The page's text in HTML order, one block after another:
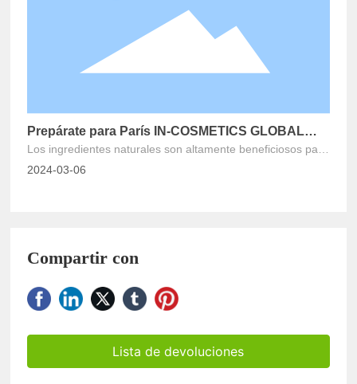
Prepárate para París IN-COSMETICS GLOBAL
2024
Los ingredientes naturales son altamente beneficiosos para
su rutina de cuidado y belleza de la piel.
2024-03-06
Compartir con
Lista de devoluciones